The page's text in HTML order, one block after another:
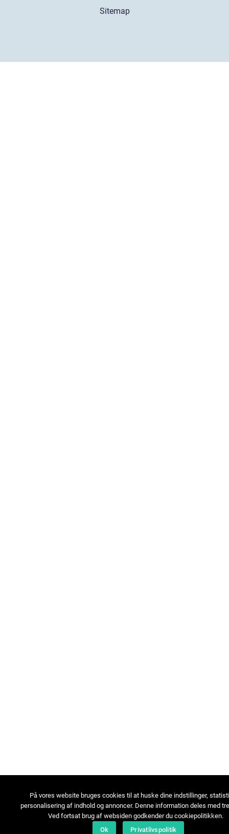
Sitemap
På vores website bruges cookies til at huske dine indstillinger,
personalisering af indhold og annoncer. Denne information deles med
Ved fortsat brug af websiden godkender du cookiepolitikken.
Ok
Privatlivspolitik